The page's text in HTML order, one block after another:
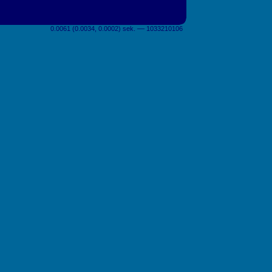
0.0061 (0.0034, 0.0002) sek. –– 1033210106